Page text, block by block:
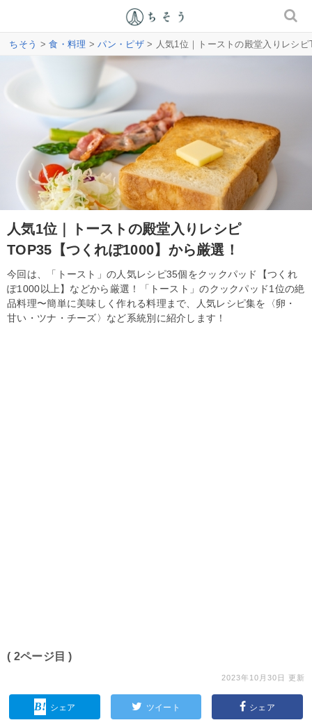
ちそう >食・料理 >パン・ピザ> 人気1位｜トーストの殿堂入りレシ
人気1位｜トーストの殿堂入りレシピ
TOP35【つくれぽ1000】から厳選！
今回は、「トースト」の人気レシピ35個をクックパッド【つくれ
ぽ1000以上】などから厳選！「トースト」のクックパッド1位の絶
品料理〜簡単に美味しく作れる料理まで、人気レシピ集を〈卵・
甘い・ツナ・チーズ〉など系統別に紹介します！
( 2ページ目 )
2023年10月30日 更新
シェア ツイート シェア